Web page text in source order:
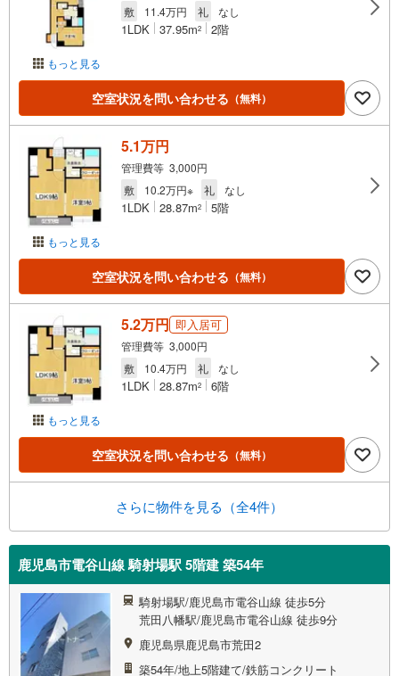
もっと見る
敷
11.4万円 礼 なし
1LDK 37.95m2 2階
空室状況を問い合わせる （無料）
もっと見る
5.1万円
管理費等 3,000円
敷
10.2万円※ 礼 なし
1LDK 28.87m2 5階
空室状況を問い合わせる （無料）
もっと見る
5.2万円 即入居可
管理費等 3,000円
敷
10.4万円 礼 なし
1LDK 28.87m2 6階
空室状況を問い合わせる （無料）
さらに物件を見る（全4件）
鹿児島市電谷山線 騎射場駅 5階建 築54年
騎射場駅/鹿児島市電谷山線 徒歩5分
荒田八幡駅/鹿児島市電谷山線 徒歩9分
鹿児島県鹿児島市荒田2
築54年/地上5階建て/鉄筋コンクリート